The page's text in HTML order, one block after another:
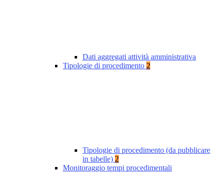
Dati aggregati attività amministrativa
Tipologie di procedimento 2
Tipologie di procedimento (da pubblicare
in tabelle) 2
Monitoraggio tempi procedimentali